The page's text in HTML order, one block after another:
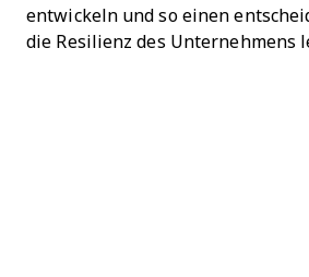
entwickeln und so einen
die Resilienz des Unternehmens